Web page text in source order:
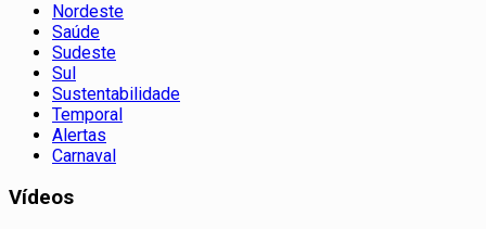
Nordeste
Saúde
Sudeste
Sul
Sustentabilidade
Temporal
Alertas
Carnaval
Vídeos